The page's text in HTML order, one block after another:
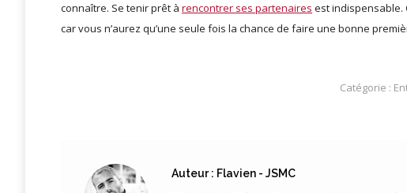
connaître. Se tenir prêt à rencontrer ses partenaires est indispensable.
car vous n’aurez qu’une seule fois la chance de faire une bonne
Catégorie :
Auteur : Flavien - JSMC